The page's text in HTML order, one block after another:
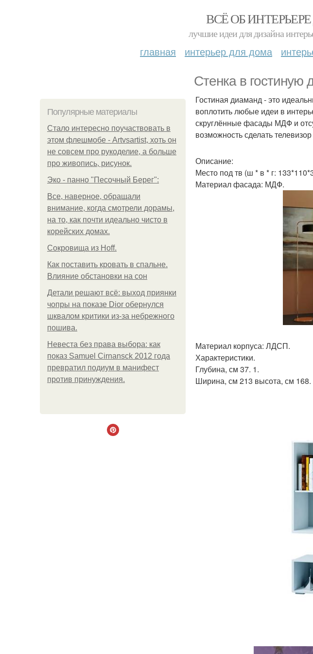
ВСЁ ОБ
лучшие идеи для дизайна
главная интерьер для дома
Стенка в гостиную
Популярные материалы
Стало интересно поучаствовать в
этом флешмобе - Artvsartist, хоть он
не совсем про рукоделие, а больше
про живопись, рисунок.
Эко - панно "Песочный Берег":
Все, наверное, обращали
внимание, когда смотрели дорамы,
на то, как почти идеально чисто в
корейских домах.
Сокровища из Hoff.
Как поставить кровать в спальне.
Влияние обстановки на сон
Детали решают всё: выход приянки
чопры на показе Dior обернулся
шквалом критики из-за небрежного
пошива.
Невеста без права выбора: как
показ Samuel Cirnansck 2012 года
превратил подиум в манифест
против принуждения.
Гостиная диаманд - это
воплотить любые идеи в
скруглённые фасады МДФ и
возможность сделать
Описание:
Место под тв (ш * в * г:
Материал фасада: МДФ.
Материал корпуса: ЛДСП.
Характеристики.
Глубина, см 37. 1.
Ширина, см 213 высота, см 168.